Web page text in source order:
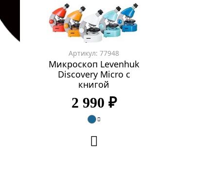
Артикул: 77948
Микроскоп Levenhuk
Discovery Micro с
книгой
2 990 ₽